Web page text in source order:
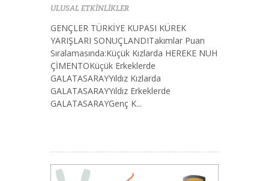
ULUSAL ETKİNLİKLER
GENÇLER TÜRKİYE KUPASI KÜREK
YARIŞLARI SONUÇLANDITakımlar Puan
Sıralamasında:Küçük Kızlarda HEREKE NUH
ÇİMENTOKüçük Erkeklerde
GALATASARAYYıldız Kızlarda
GALATASARAYYıldız Erkeklerde
GALATASARAYGenç K...